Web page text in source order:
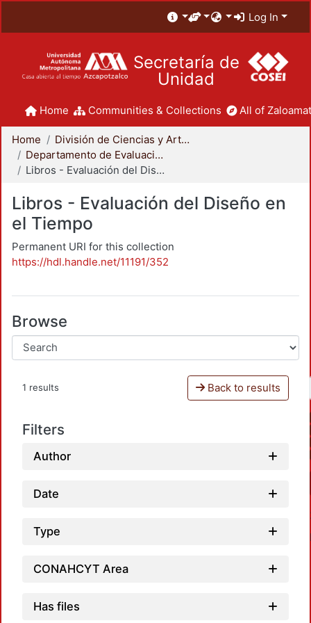
Log In
Secretaría de
Unidad
Home Communities & Collections All of
Home
División de Ciencias y Artes para el Diseño
Departamento de Evaluación del Diseño en el Tiempo
Libros - Evaluación del Diseño en el Tiempo
Libros - Evaluación del Diseño en
el Tiempo
Permanent URI for this collection
https://hdl.handle.net/11191/352
Browse
1 results Back to results
Filters
Author
Date
Type
CONAHCYT Area
Has files